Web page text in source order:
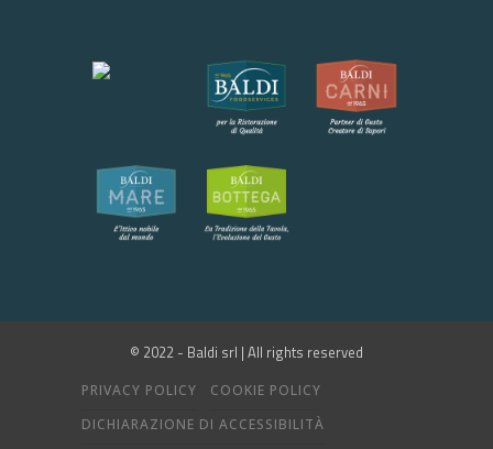
© 2022 - Baldi srl | All rights reserved
PRIVACY POLICY
COOKIE POLICY
DICHIARAZIONE DI ACCESSIBILITÀ